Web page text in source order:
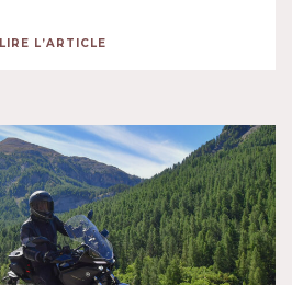
LIRE L’ARTICLE